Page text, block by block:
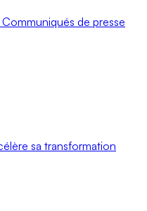
Communiqués de presse
sa transformation